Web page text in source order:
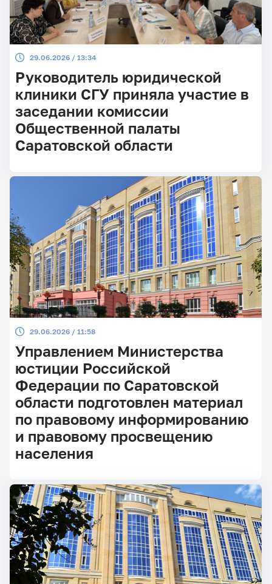
29.06.2026 / 13:34
Руководитель юридической
клиники СГУ приняла участие в
заседании комиссии
Общественной палаты
Саратовской области
29.06.2026 / 11:58
Управлением Министерства
юстиции Российской
Федерации по Саратовской
области подготовлен материал
по правовому информированию
и правовому просвещению
населения